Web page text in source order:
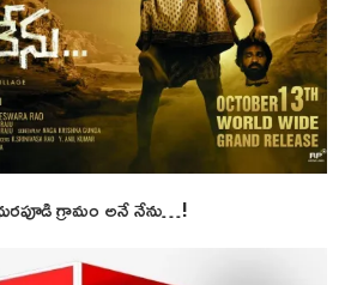
గ్రామం అనే నేను…!